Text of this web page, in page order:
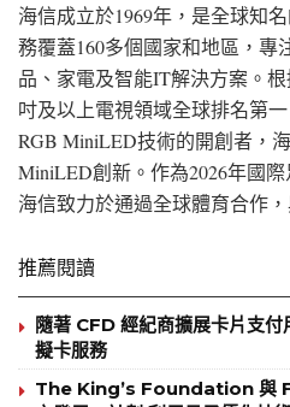
海信成立於1969年，是全球知
務覆蓋160多個國家和地區，專
品、家電及智能IT解決方案。
吋及以上電視領域全球排名第
RGB MiniLED技術的開創者，
MiniLED創新。作為2026年國
海信致力於通過全球體育合作
推薦閱讀
隨著 CFD 經紀商擴展卡片支
擬卡服務
The King’s Foundation 與